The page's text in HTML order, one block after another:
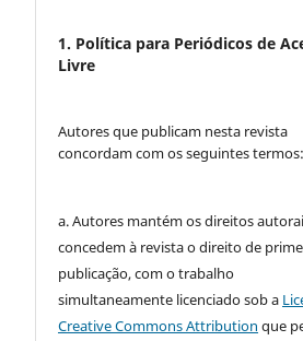
1. Política para Periódicos de
Livre
Autores que publicam nesta revista
concordam com os seguintes termos:
a. Autores mantém os direitos
concedem à revista o direito de
publicação, com o trabalho
simultaneamente licenciado sob a
Creative Commons Attribution que